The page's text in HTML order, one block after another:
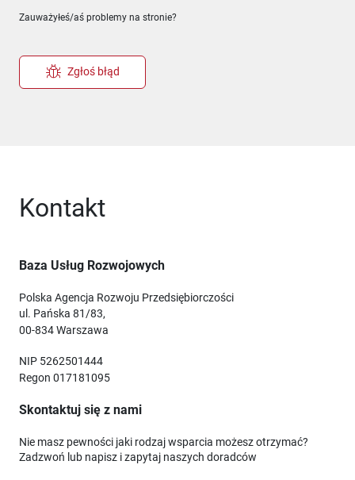
Zauważyłeś/aś problemy na stronie?
Zgłoś błąd
Kontakt
Baza Usług Rozwojowych
Polska Agencja Rozwoju Przedsiębiorczości
ul. Pańska 81/83,
00-834 Warszawa
NIP 5262501444
Regon 017181095
Skontaktuj się z nami
Nie masz pewności jaki rodzaj wsparcia możesz otrzymać?
Zadzwoń lub napisz i zapytaj naszych doradców